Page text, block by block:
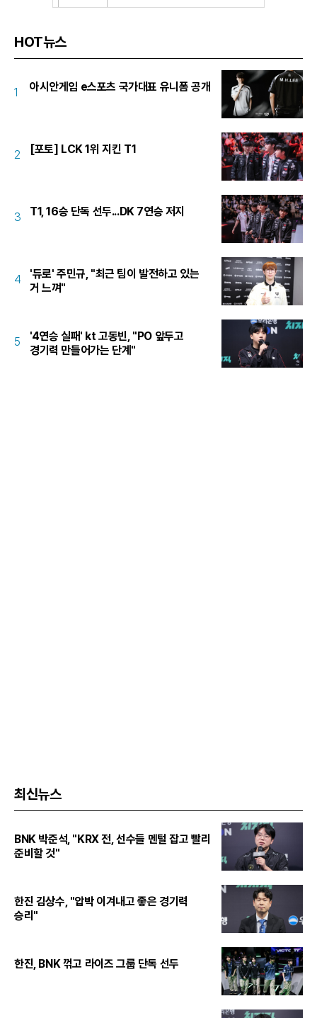
HOT뉴스
1 아시안게임 e스포츠 국가대표 유니폼 공개
2 [포토] LCK 1위 지킨 T1
3 T1, 16승 단독 선두...DK 7연승 저지
4
'듀로' 주민규, "최근 팀이 발전하고 있는
거 느껴"
5
'4연승 실패' kt 고동빈, "PO 앞두고
경기력 만들어가는 단계"
최신뉴스
BNK 박준석, "KRX 전, 선수들 멘털 잡고 빨리
준비할 것"
한진 김상수, "압박 이겨내고 좋은 경기력
승리"
한진, BNK 꺾고 라이즈 그룹 단독 선두